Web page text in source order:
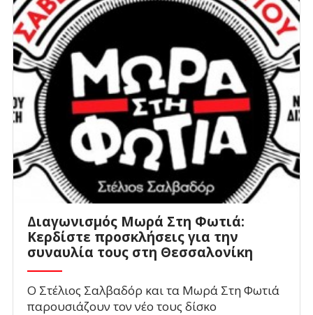
Διαγωνισμός Μωρά Στη Φωτιά:
Κερδίστε προσκλήσεις για την
συναυλία τους στη Θεσσαλονίκη
Ο Στέλιος Σαλβαδόρ και τα Μωρά Στη Φωτιά
παρουσιάζουν τον νέο τους δίσκο